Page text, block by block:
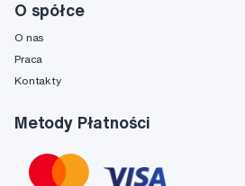
O spółce
O nas
Praca
Kontakty
Metody Płatności